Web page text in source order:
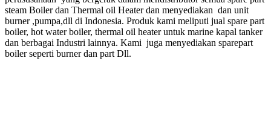
steam Boiler dan Thermal oil Heater dan menyediakan dan unit
burner ,pumpa,dll di Indonesia. Produk kami meliputi jual spare part
boiler, hot water boiler, thermal oil heater untuk marine kapal tanker
dan berbagai Industri lainnya. Kami juga menyediakan sparepart
boiler seperti burner dan part Dll.